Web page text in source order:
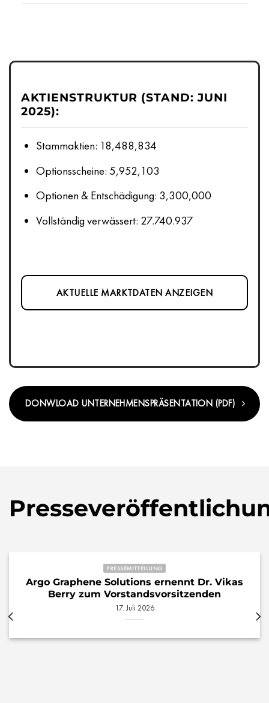
AKTIENSTRUKTUR (STAND: JUNI
2025):
Stammaktien: 18,488,834
Optionsscheine: 5,952,103
Optionen & Entschädigung: 3,300,000
Vollständig verwässert: 27.740.937
AKTUELLE MARKTDATEN ANZEIGEN
DONWLOAD UNTERNEHMENSPRÄSENTATION (PDF)
PRESSEMITTEILUNG
Argo Graphene Solutions ernennt Dr. Vikas
Berry zum Vorstandsvorsitzenden
17. Juli 2026